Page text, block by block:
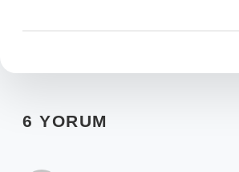
6 YORUM